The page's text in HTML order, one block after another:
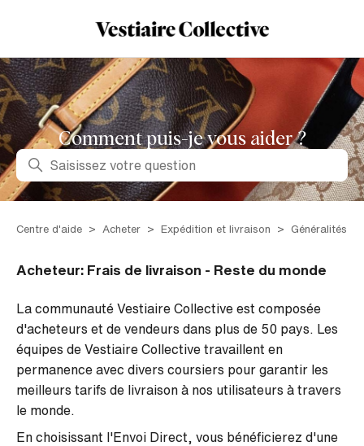
Comment puis-je vous aider ?
Recherche
Centre d'aide Acheter Expédition et livraison Généralités
Acheteur: Frais de livraison - Reste du monde
La communauté Vestiaire Collective est composée
d'acheteurs et de vendeurs dans plus de 50 pays. Les
équipes de Vestiaire Collective travaillent en
permanence avec divers coursiers pour garantir les
meilleurs tarifs de livraison à nos utilisateurs à travers
le monde.
En choisissant l'Envoi Direct, vous bénéficierez d'une